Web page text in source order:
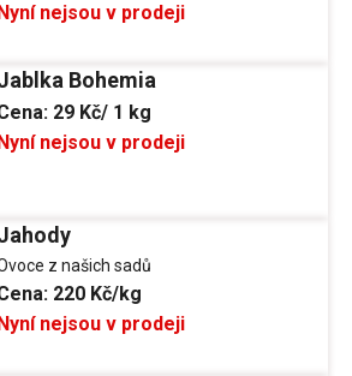
Nyní nejsou v prodeji
Bohemia
29 Kč/ 1 kg
nejsou v prodeji
z našich sadů
220 Kč/kg
Nyní nejsou v prodeji